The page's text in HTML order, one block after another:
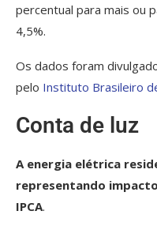
percentual para mais ou
4,5%.
Os dados foram
pelo Instituto Brasileiro
Conta de luz
A energia elétrica
representando
IPCA.